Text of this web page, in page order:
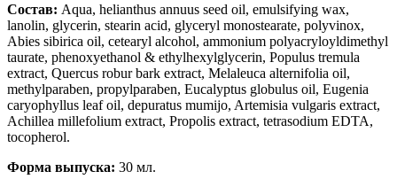
Состав: Aqua, helianthus annuus seed oil, emulsifying wax,
lanolin, glycerin, stearin acid, glyceryl monostearate, polyvinox,
Abies sibirica oil, cetearyl alcohol, ammonium polyacryloyldimethyl
taurate, phenoxyethanol & ethylhexylglycerin, Populus tremula
extract, Quercus robur bark extract, Melaleuca alternifolia oil,
methylparaben, propylparaben, Eucalyptus globulus oil, Eugenia
caryophyllus leaf oil, depuratus mumijo, Artemisia vulgaris extract,
Achillea millefolium extract, Propolis extract, tetrasodium EDTA,
tocopherol.
Форма выпуска: 30 мл.